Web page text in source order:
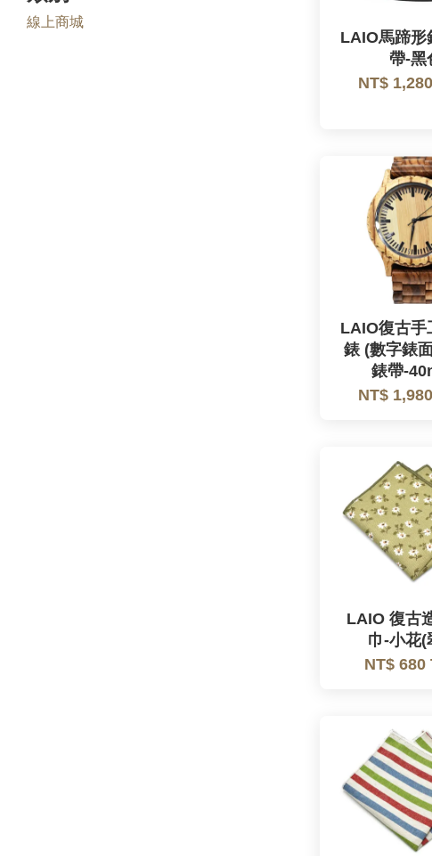
線上商城
LAIO馬蹄形
帶-黑
NT$
LAIO復古手
錶 (數字錶
錶帶-
NT$
LAIO 復古
巾-小花(
NT$ 680